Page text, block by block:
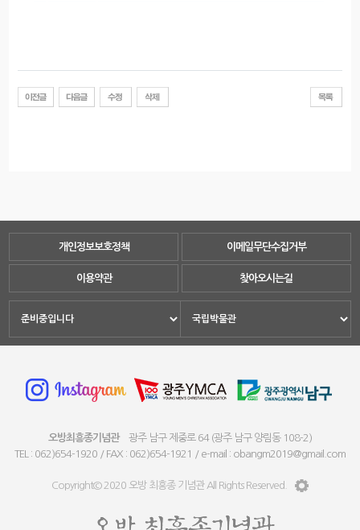
개인정보보호정책 이메일무단수집거부
이용약관 찾아오시는길
오방최흥종기념관광주 남구 제중로 64 (광주 남구 양림동 108-2)
TEL : 062)654-1920 / FAX : 062)654-1921 / e-mail : obangm2019@gmail.com
Copyright© 2020 오방 최흥종 기념관 All Rights Reserved.